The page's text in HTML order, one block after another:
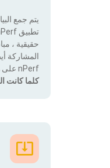
يتم جمع
حقيقية ،
المشاركة
nPerf على هاتفك الذكي.
كلما كانت